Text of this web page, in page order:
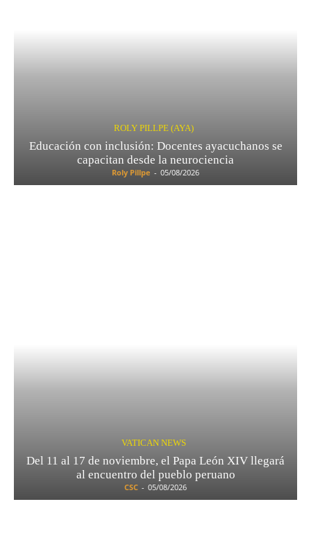
ROLY PILLPE (AYA)
Educación con inclusión: Docentes ayacuchanos se
capacitan desde la neurociencia
Roly Pillpe - 05/08/2026
VATICAN NEWS
Del 11 al 17 de noviembre, el Papa León XIV llegará
al encuentro del pueblo peruano
CSC - 05/08/2026